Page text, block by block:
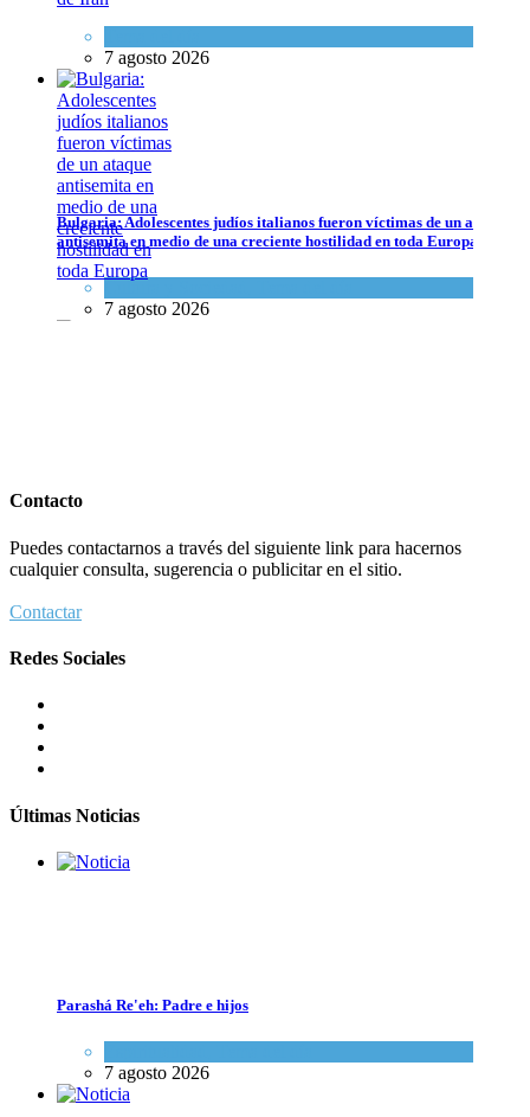
7 agosto 2026
Bulgaria: Adolescentes judíos italianos fueron víctimas de un ataque
antisemita en medio de una creciente hostilidad en toda Europa
Cultura y Sociedad
7 agosto 2026
tornara violento
Tema del día
7 agosto 2026
7 agosto 2026
Contacto
Puedes contactarnos a través del siguiente link para hacernos
cualquier consulta, sugerencia o publicitar en el sitio.
Contactar
Redes Sociales
Últimas Noticias
Parashá Re'eh: Padre e hijos
7 agosto 2026